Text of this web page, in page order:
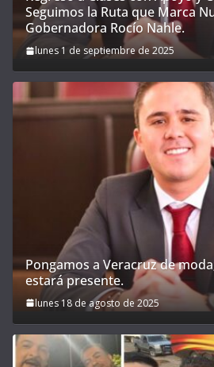
Seguimos la Ruta que Marca
Gobernadora Rocío Nahle.
lunes 1 de septiembre de 2025
Pongamos a Veracruz de
estará presente.
lunes 18 de agosto de 2025